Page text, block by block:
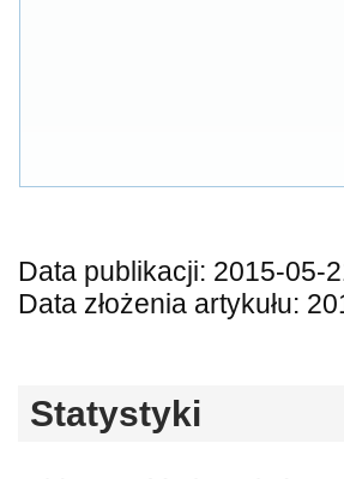
Data publikacji: 2015-05-
Data złożenia artykułu:
Statystyki